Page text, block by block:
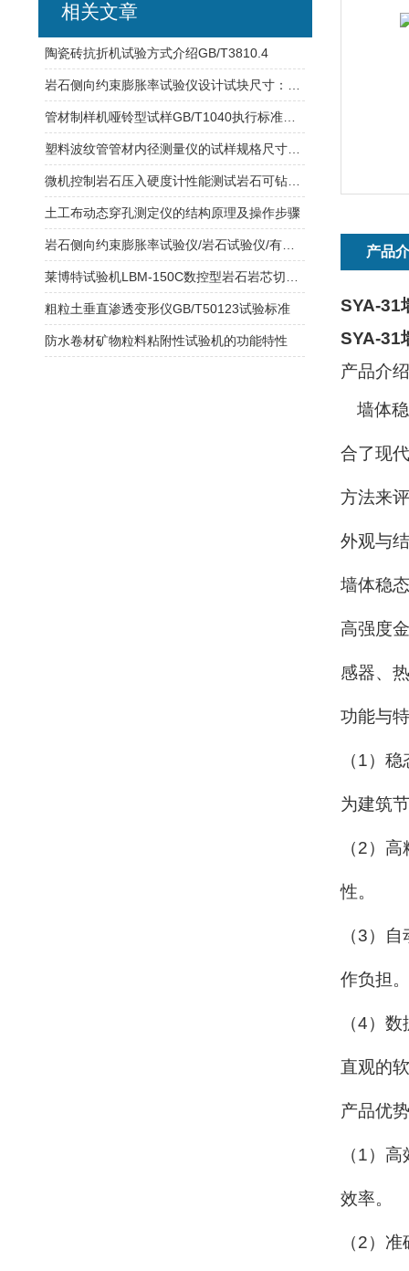
产品
SYA-31
SYA-31
产品介
墙体
合了现
方法来
外观与
墙体稳
高强度
感器、
功能与
（1）稳
为建筑
（2）高
性。
（3）自
作负担。
（4）数
直观的
产品优
（1）高
效率。
（2）
相关文章
陶瓷砖抗折机试验方式介绍GB/T3810.4
土工布动态穿孔测定仪的结构原理及操作步骤
粗粒土垂直渗透变形仪GB/T50123试验标准
防水卷材矿物粒料粘附性试验机的功能特性